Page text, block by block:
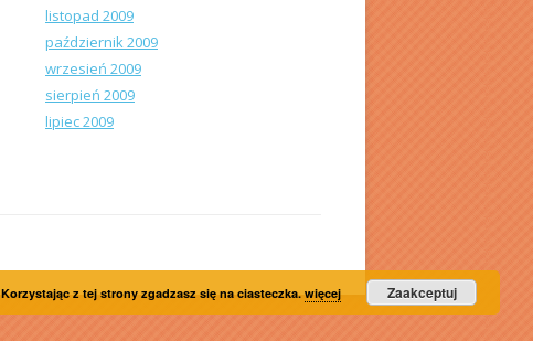
listopad 2009
październik 2009
wrzesień 2009
sierpień 2009
lipiec 2009
Korzystając z tej strony zgadzasz się na ciasteczka.więcej Zaakceptuj